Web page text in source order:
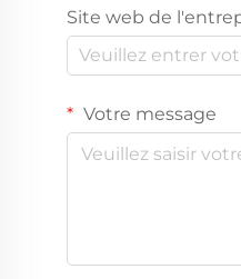
Site web de
Votre message